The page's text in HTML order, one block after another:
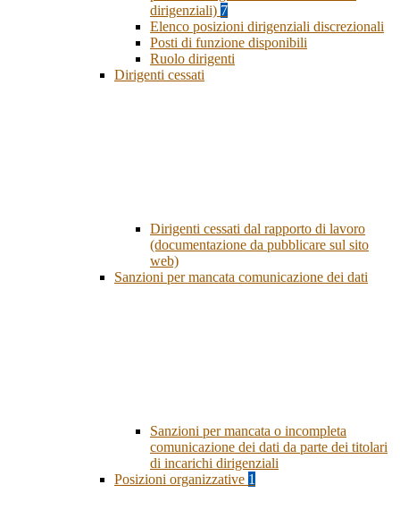
dirigenziali) 7
Elenco posizioni dirigenziali discrezionali
Posti di funzione disponibili
Ruolo dirigenti
Dirigenti cessati
Dirigenti cessati dal rapporto di lavoro
(documentazione da pubblicare sul sito
web)
Sanzioni per mancata comunicazione dei dati
Sanzioni per mancata o incompleta
comunicazione dei dati da parte dei titolari
di incarichi dirigenziali
Posizioni organizzative 1